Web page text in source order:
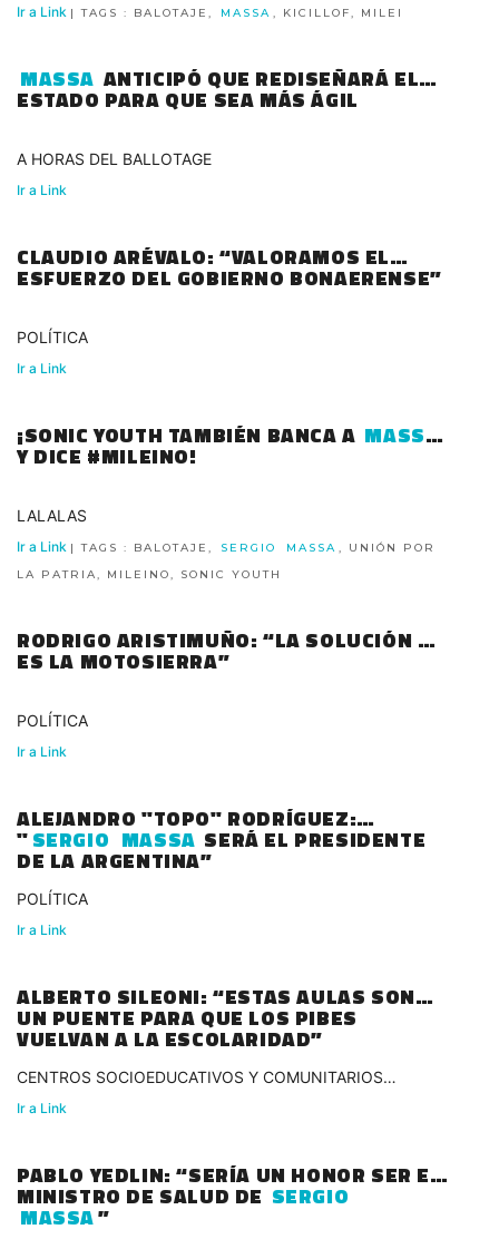
Ir a Link | TAGS : BALOTAJE, MASSA , KICILLOF, MILEI
MASSA ANTICIPÓ QUE REDISEÑARÁ EL
ESTADO PARA QUE SEA MÁS ÁGIL
A HORAS DEL BALLOTAGE
Ir a Link
CLAUDIO ARÉVALO: “VALORAMOS EL
ESFUERZO DEL GOBIERNO BONAERENSE”
POLÍTICA
Ir a Link
¡SONIC YOUTH TAMBIÉN BANCA A MASSA
Y DICE #MILEINO!
LALALAS
Ir a Link | TAGS : BALOTAJE, SERGIO MASSA , UNIÓN POR
LA PATRIA, MILEINO, SONIC YOUTH
RODRIGO ARISTIMUÑO: “LA SOLUCIÓN NO
ES LA MOTOSIERRA”
POLÍTICA
Ir a Link
ALEJANDRO "TOPO" RODRÍGUEZ:
"SERGIO MASSA SERÁ EL PRESIDENTE
DE LA ARGENTINA”
POLÍTICA
Ir a Link
ALBERTO SILEONI: “ESTAS AULAS SON
UN PUENTE PARA QUE LOS PIBES
VUELVAN A LA ESCOLARIDAD”
CENTROS SOCIOEDUCATIVOS Y COMUNITARIOS
MÓVILES
Ir a Link
PABLO YEDLIN: “SERÍA UN HONOR SER EL
MINISTRO DE SALUD DE SERGIO
MASSA”